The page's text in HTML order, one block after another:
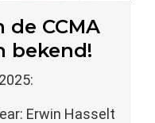
de CCMA
bekend!
Erwin Hasselt